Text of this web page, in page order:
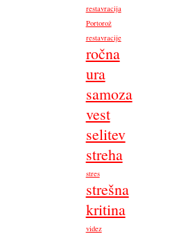
restavracija
Portorož
restavracije
ročna
ura
samoza
vest
selitev
streha
stres
strešna
kritina
videz